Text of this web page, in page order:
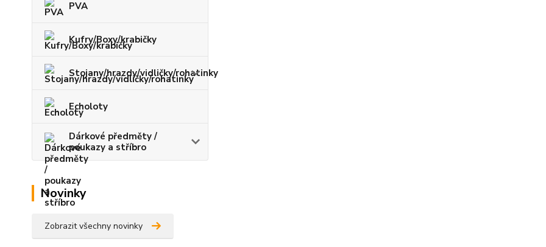
PVA
Kufry/Boxy/krabičky
Stojany/hrazdy/vidličky/rohatinky
Echoloty
Dárkové předměty /
poukazy a stříbro
Novinky
Zobrazit všechny novinky